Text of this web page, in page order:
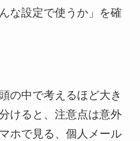
な設定で使うか」を確
の中で考えるほど大き
けると、注意点は意外
ホで見る、個人メール